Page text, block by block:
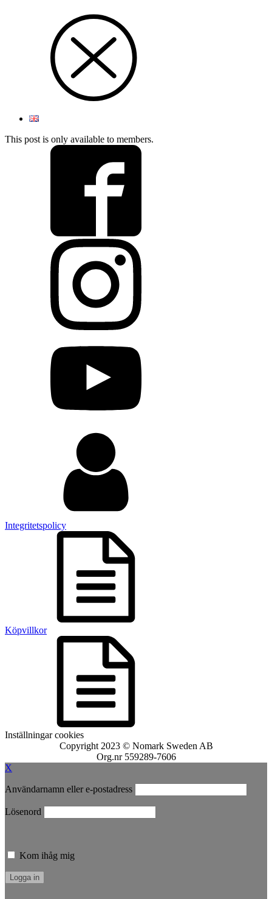
This post is only available to members.
Integritetspolicy
Köpvillkor
Inställningar cookies
Copyright 2023 © Nomark Sweden AB
Org.nr 559289-7606
X
Användarnamn eller e-postadress
Lösenord
Kom ihåg mig